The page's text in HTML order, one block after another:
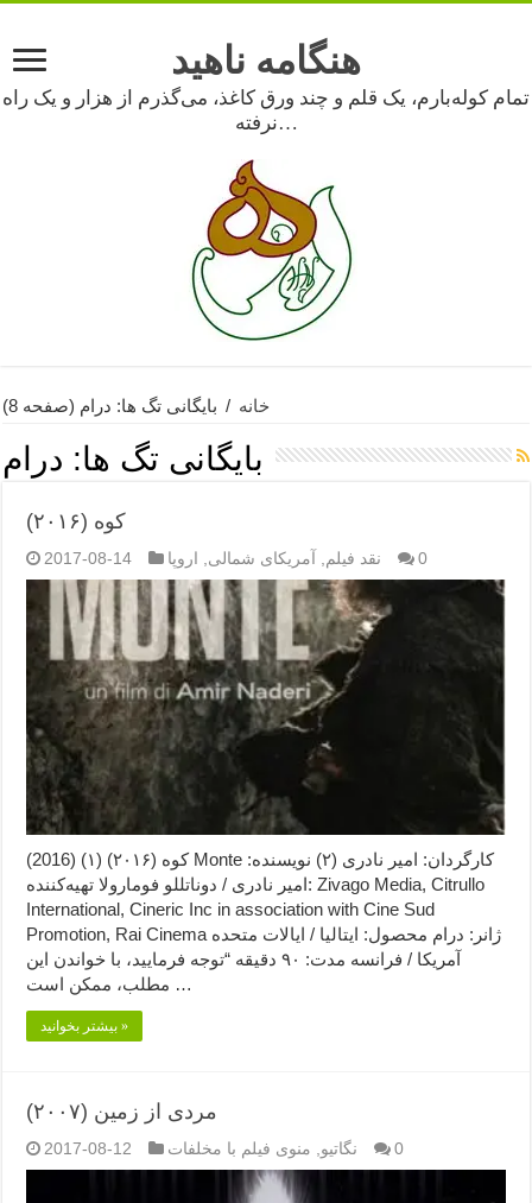
هنگامه ناهید
تمام کوله‌بارم، یک قلم و چند ورق کاغذ، می‌گذرم از هزار و یک راه
نرفته…
خانه / بایگانی تگ ها: درام (صفحه 8)
بایگانی تگ ها: درام
کوه (۲۰۱۶)
2017-08-14 نقد فیلم آمریکای شمالی اروپا 0
کوه (۲۰۱۶) (۱) (2016) Monte کارگردان: امیر نادری (۲) نویسنده:
امیر نادری / دوناتللو فومارولا تهیه‌کننده: Zivago Media, Citrullo
International, Cineric Inc in association with Cine Sud
Promotion, Rai Cinema ژانر: درام محصول: ایتالیا / ایالات متحده
آمریکا / فرانسه مدت: ۹۰ دقیقه “توجه فرمایید،‌ با خواندن این
مطلب، ممکن است …
بیشتر بخوانید »
مردی از زمین (۲۰۰۷)
2017-08-12 نگاتیو منوی فیلم با مخلفات 0